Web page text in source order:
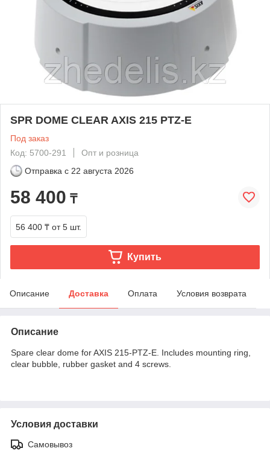
SPR DOME CLEAR AXIS 215 PTZ-E
Под заказ
Код: 5700-291
Опт и розница
Отправка с 22 августа 2026
58 400 ₸
56 400 ₸ от 5 шт.
Купить
Описание Доставка Оплата Условия возврата
Описание
Spare clear dome for AXIS 215-PTZ-E. Includes mounting ring,
clear bubble, rubber gasket and 4 screws.
Условия доставки
Самовывоз